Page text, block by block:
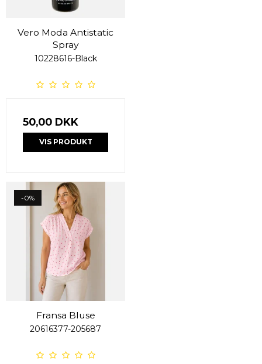
Vero Moda Antistatic
Spray
10228616-Black
50,00 DKK
VIS PRODUKT
-0%
Fransa Bluse
20616377-205687